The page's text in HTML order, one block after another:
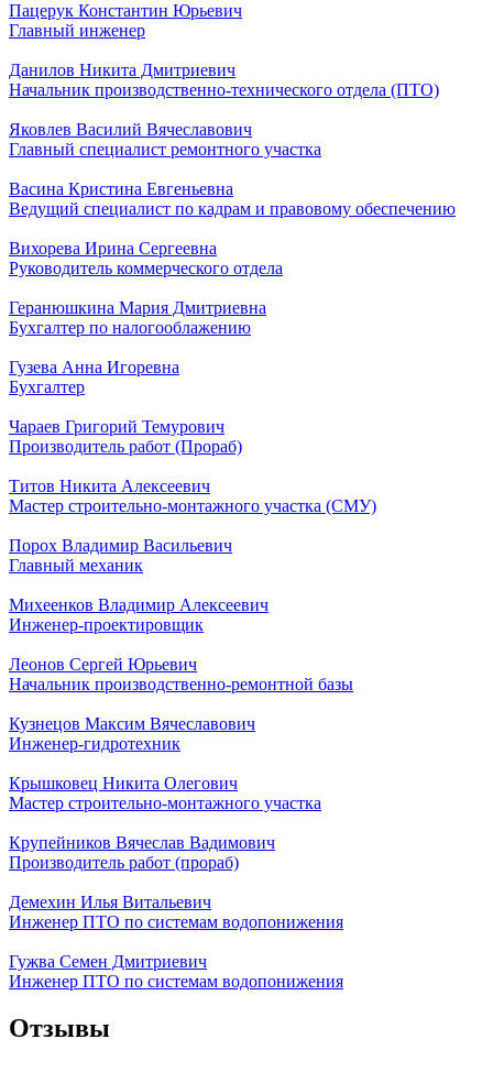
Пацерук Константин Юрьевич
Главный инженер
Данилов Никита Дмитриевич
Начальник производственно-технического отдела (ПТО)
Яковлев Василий Вячеславович
Главный специалист ремонтного участка
Васина Кристина Евгеньевна
Ведущий специалист по кадрам и правовому обеспечению
Вихорева Ирина Сергеевна
Руководитель коммерческого отдела
Геранюшкина Мария Дмитриевна
Бухгалтер по налогооблажению
Гузева Анна Игоревна
Бухгалтер
Чараев Григорий Темурович
Производитель работ (Прораб)
Титов Никита Алексеевич
Мастер строительно-монтажного участка (СМУ)
Порох Владимир Васильевич
Главный механик
Михеенков Владимир Алексеевич
Инженер-проектировщик
Леонов Сергей Юрьевич
Начальник производственно-ремонтной базы
Кузнецов Максим Вячеславович
Инженер-гидротехник
Крышковец Никита Олегович
Мастер строительно-монтажного участка
Крупейников Вячеслав Вадимович
Производитель работ (прораб)
Демехин Илья Витальевич
Инженер ПТО по системам водопонижения
Гужва Семен Дмитриевич
Инженер ПТО по системам водопонижения
Отзывы